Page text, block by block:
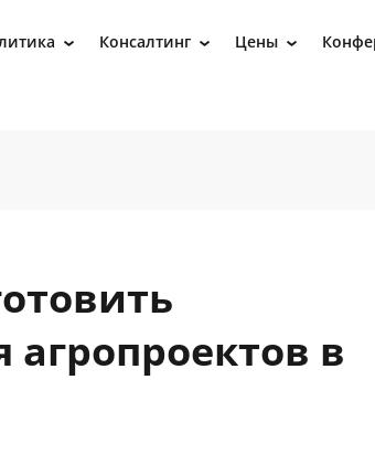
› Консалтинг › Цены ›
в